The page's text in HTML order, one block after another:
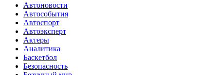
Автоновости
Автособытия
Автоспорт
Автоэксперт
Актеры
Аналитика
Баскетбол
Безопасность